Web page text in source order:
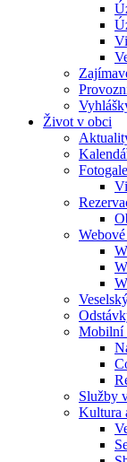
Život v obci
Mobilní
Služby
Kultura